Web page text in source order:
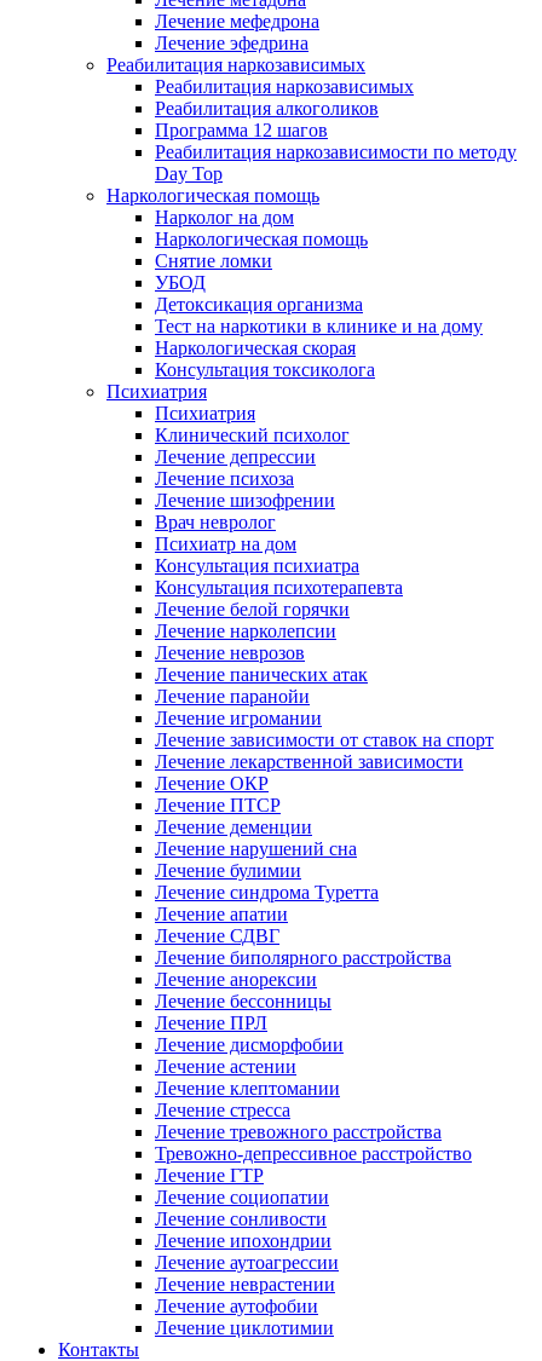
Лечение мефедрона
Лечение эфедрина
Реабилитация наркозависимых
Реабилитация наркозависимых
Реабилитация алкоголиков
Программа 12 шагов
Реабилитация наркозависимости по методу
Day Top
Наркологическая помощь
Нарколог на дом
Наркологическая помощь
Снятие ломки
УБОД
Детоксикация организма
Тест на наркотики в клинике и на дому
Наркологическая скорая
Консультация токсиколога
Психиатрия
Психиатрия
Клинический психолог
Лечение депрессии
Лечение психоза
Лечение шизофрении
Врач невролог
Психиатр на дом
Консультация психиатра
Консультация психотерапевта
Лечение белой горячки
Лечение нарколепсии
Лечение неврозов
Лечение панических атак
Лечение паранойи
Лечение игромании
Лечение зависимости от ставок на спорт
Лечение лекарственной зависимости
Лечение ОКР
Лечение ПТСР
Лечение деменции
Лечение нарушений сна
Лечение булимии
Лечение синдрома Туретта
Лечение апатии
Лечение СДВГ
Лечение биполярного расстройства
Лечение анорексии
Лечение бессонницы
Лечение ПРЛ
Лечение дисморфобии
Лечение астении
Лечение клептомании
Лечение стресса
Лечение тревожного расстройства
Тревожно-депрессивное расстройство
Лечение ГТР
Лечение социопатии
Лечение сонливости
Лечение ипохондрии
Лечение аутоагрессии
Лечение неврастении
Лечение аутофобии
Лечение циклотимии
Контакты